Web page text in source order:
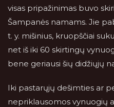
visas pripažinimas buvo
Šampanės namams. Jie
t. y. mišinius, kruopščiai
net iš iki 60 skirtingų
bene geriausi šių didžiųjų
Iki pastarųjų dešimties ar
nepriklausomos vynuogių